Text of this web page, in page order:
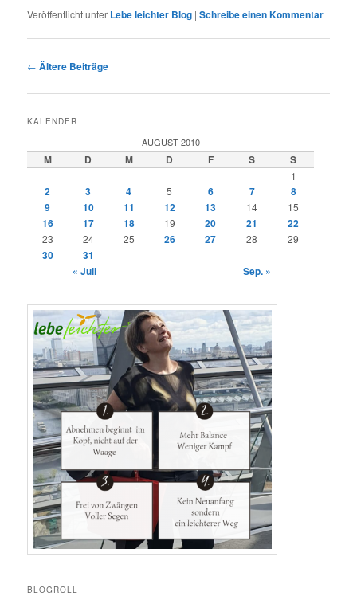
Veröffentlicht unter Lebe leichter Blog |Schreibe einen Kommentar
Beitragsnavigation
← Ältere Beiträge
KALENDER
AUGUST 2010
M D M D F S S
1
2 3 4 5 6 7
8
9
10 11 12 13 14 15
16 17 18 19 20 21 22
23 24 25 26 27 28 29
30
31
« Juli
Sep. »
BLOGROLL